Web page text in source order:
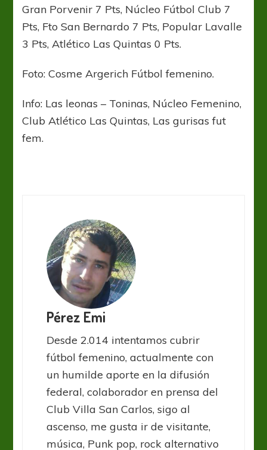
Gran Porvenir 7 Pts, Núcleo Fútbol Club 7
Pts, Fto San Bernardo 7 Pts, Popular Lavalle
3 Pts, Atlético Las Quintas 0 Pts.
Foto: Cosme Argerich Fútbol femenino.
Info: Las leonas – Toninas, Núcleo Femenino,
Club Atlético Las Quintas, Las gurisas fut
fem.
Pérez Emi
Desde 2.014 intentamos cubrir
fútbol femenino, actualmente con
un humilde aporte en la difusión
federal, colaborador en prensa del
Club Villa San Carlos, sigo al
ascenso, me gusta ir de visitante,
música, Punk pop, rock alternativo